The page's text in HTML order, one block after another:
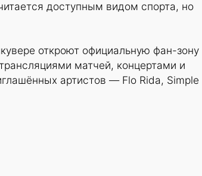
доступным видом спорта, но
откроют официальную фан-зону
матчей, концертами и
артистов — Flo Rida, Simple